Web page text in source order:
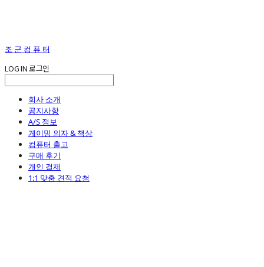
조 군 컴 퓨 터
LOG IN로그인
회사 소개
공지사항
A/S 정보
게이밍 의자 & 책상
컴퓨터 출고
구매 후기
개인 결제
1:1 맞춤 견적 요청